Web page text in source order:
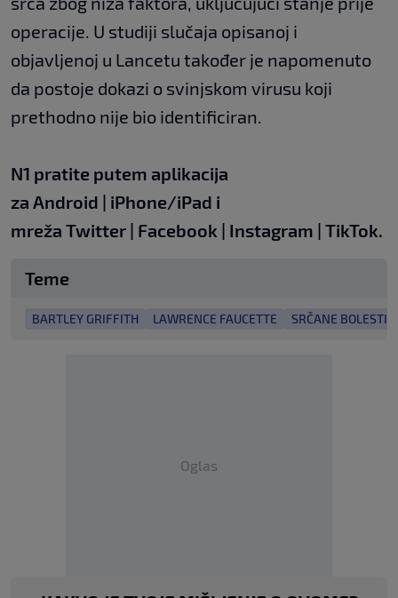
operacije. U studiji slučaja opisanoj i
objavljenoj u Lancetu također je napomenuto
da postoje dokazi o svinjskom virusu koji
prethodno nije bio identificiran.
N1 pratite putem aplikacija
za Android | iPhone/iPad i
mreža Twitter | Facebook | Instagram | TikTok.
Teme
BARTLEY GRIFFITH LAWRENCE FAUCETTE SRČANE BOLESTI
Oglas